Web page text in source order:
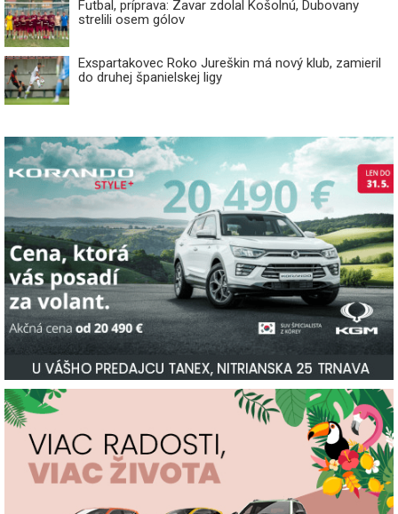
Futbal, príprava: Zavar zdolal Košolnú, Dubovany
strelili osem gólov
Exspartakovec Roko Jureškin má nový klub, zamieril
do druhej španielskej ligy